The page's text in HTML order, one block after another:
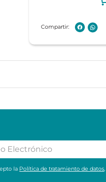
la Política de tratamiento de datos